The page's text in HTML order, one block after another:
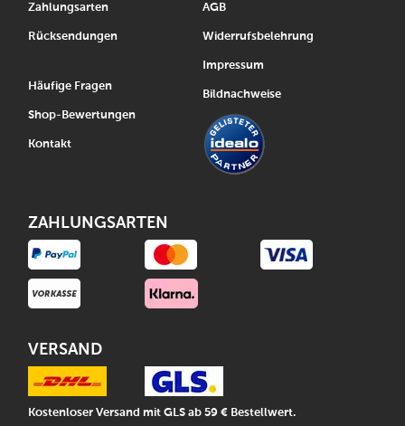
Zahlungsarten
Rücksendungen
Häufige Fragen
Shop-Bewertungen
Kontakt
AGB
Widerrufsbelehrung
Impressum
Bildnachweise
ZAHLUNGSARTEN
VERSAND
Kostenloser Versand mit GLS ab 59 € Bestellwert.